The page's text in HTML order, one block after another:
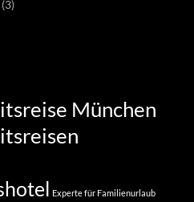
(3)
München
Experte für Familienurlaub